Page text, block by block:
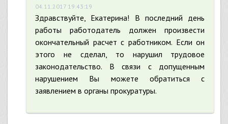
04.11.2017 19:43:19
Здравствуйте, Екатерина! В последний день
работы работодатель должен произвести
окончательный расчет с работником. Если он
этого не сделал, то нарушил трудовое
законодательство. В связи с допущенным
нарушением Вы можете обратиться с
заявлением в органы прокуратуры.